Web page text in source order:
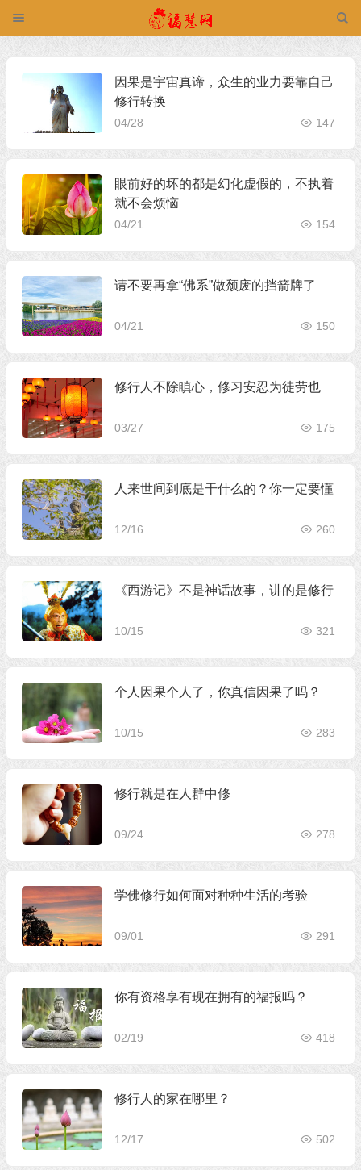
因果是宇宙真谛，众生的业力要靠自己
修行转换
04/28 147
眼前好的坏的都是幻化虚假的，不执着
就不会烦恼
04/21 154
请不要再拿“佛系”做颓废的挡箭牌了
04/21 150
修行人不除瞋心，修习安忍为徒劳也
03/27 175
人来世间到底是干什么的？你一定要懂
12/16 260
《西游记》不是神话故事，讲的是修行
10/15 321
个人因果个人了，你真信因果了吗？
10/15 283
修行就是在人群中修
09/24 278
学佛修行如何面对种种生活的考验
09/01 291
你有资格享有现在拥有的福报吗？
02/19 418
修行人的家在哪里？
12/17 502